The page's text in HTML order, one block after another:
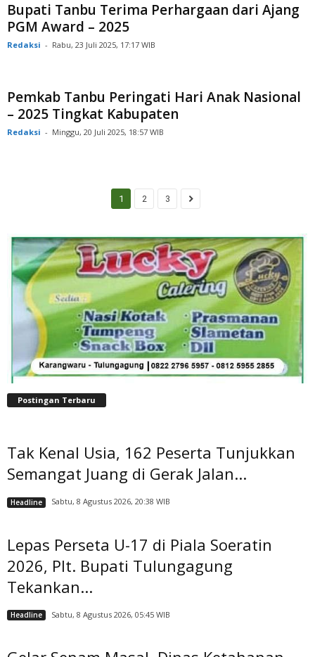
Bupati Tanbu Terima Perhargaan dari Ajang
PGM Award – 2025
Redaksi - Rabu, 23 Juli 2025, 17:17 WIB
Pemkab Tanbu Peringati Hari Anak Nasional
– 2025 Tingkat Kabupaten
Redaksi - Minggu, 20 Juli 2025, 18:57 WIB
1 2 3
Postingan Terbaru
Tak Kenal Usia, 162 Peserta Tunjukkan
Semangat Juang di Gerak Jalan...
Headline Sabtu, 8 Agustus 2026, 20:38 WIB
Lepas Perseta U-17 di Piala Soeratin
2026, Plt. Bupati Tulungagung
Tekankan...
Headline Sabtu, 8 Agustus 2026, 05:45 WIB